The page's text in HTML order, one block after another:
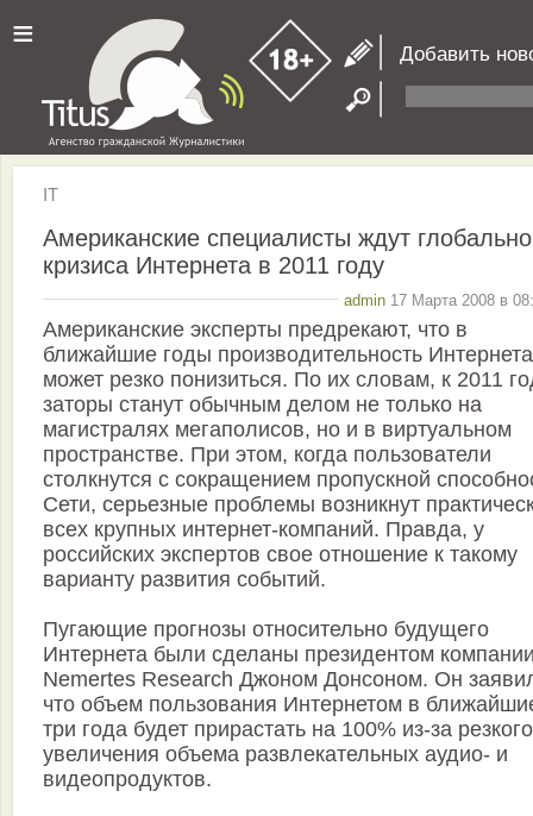
≡ Добавить
IT
Американские специалисты ждут
кризиса Интернета в 2011 году
admin 17 Марта 2008 в
Американские эксперты предрекают, что в
ближайшие годы производительность Интернета
может резко понизиться. По их словам, к 2011
заторы станут обычным делом не только на
магистралях мегаполисов, но и в виртуальном
пространстве. При этом, когда пользователи
столкнутся с сокращением пропускной
Сети, серьезные проблемы возникнут
всех крупных интернет-компаний. Правда, у
российских экспертов свое отношение к такому
варианту развития событий.
Пугающие прогнозы относительно будущего
Интернета были сделаны президентом
Nemertes Research Джоном Донсоном. Он
что объем пользования Интернетом в
три года будет прирастать на 100% из-за резкого
увеличения объема развлекательных аудио- и
видеопродуктов.